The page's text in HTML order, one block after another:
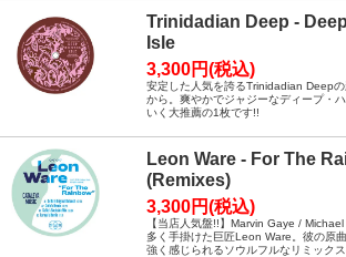
Trinidadian Deep -
Isle
3,300円(税込)
安定した人気を誇るTrinidadian Deep
から。爽やかでジャジーなディープ・
いく大推薦の1枚です!!
Leon Ware - For The
(Remixes)
3,300円(税込)
【当店人気盤!!】Marvin Gaye /
多く手掛けた巨匠Leon Ware。彼の原
強く感じられるソウルフルなリミック